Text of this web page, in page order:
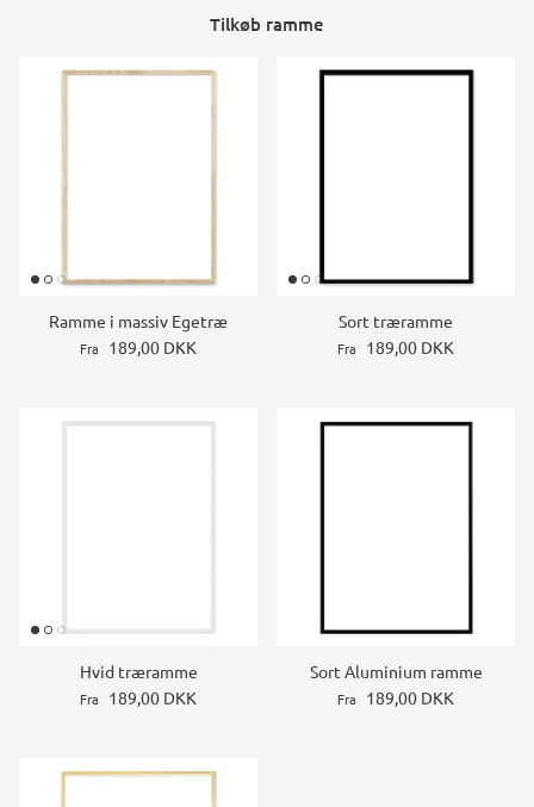
Tilkøb ramme
Ramme i massiv Egetræ
Fra 189,00 DKK
Sort træramme
Fra 189,00 DKK
Hvid træramme
Fra 189,00 DKK
Sort Aluminium ramme
Fra 189,00 DKK